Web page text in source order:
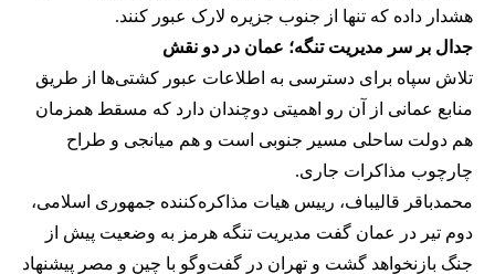
هشدار داده که تنها از جنوب جزیره لارک عبور کنند.
جدال بر سر مدیریت تنگه؛ عمان در دو نقش
تلاش سپاه برای دسترسی به اطلاعات عبور کشتی‌ها از طریق
منابع عمانی از آن رو اهمیتی دوچندان دارد که مسقط همزمان
هم دولت ساحلی مسیر جنوبی است و هم میانجی و طراح
چارچوب مذاکرات جاری.
محمدباقر قالیباف، رییس هیات مذاکره‌کننده جمهوری اسلامی،
دوم تیر در عمان گفت مدیریت تنگه هرمز به وضعیت پیش از
جنگ بازنخواهد گشت و تهران در گفت‌وگو با چین و مصر پیشنهاد